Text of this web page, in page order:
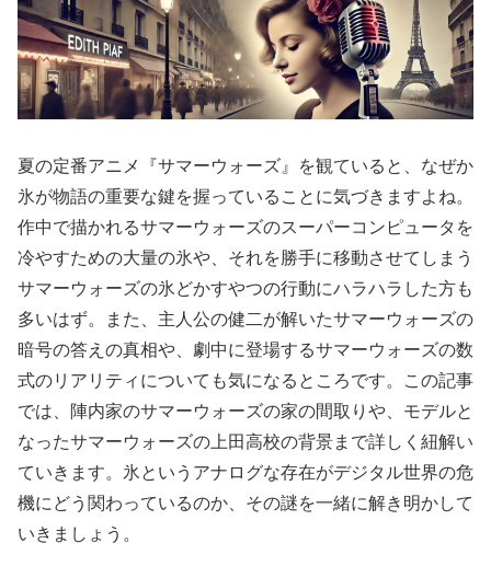
夏の定番アニメ『サマーウォーズ』を観ていると、なぜか
氷が物語の重要な鍵を握っていることに気づきますよね。
作中で描かれるサマーウォーズのスーパーコンピュータを
冷やすための大量の氷や、それを勝手に移動させてしまう
サマーウォーズの氷どかすやつの行動にハラハラした方も
多いはず。また、主人公の健二が解いたサマーウォーズの
暗号の答えの真相や、劇中に登場するサマーウォーズの数
式のリアリティについても気になるところです。この記事
では、陣内家のサマーウォーズの家の間取りや、モデルと
なったサマーウォーズの上田高校の背景まで詳しく紐解い
ていきます。氷というアナログな存在がデジタル世界の危
機にどう関わっているのか、その謎を一緒に解き明かして
いきましょう。